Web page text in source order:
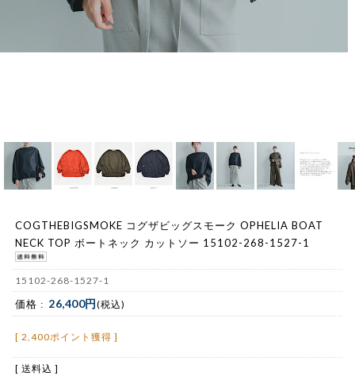
COGTHEBIGSMOKE コグザビッグスモーク OPHELIA BOAT
NECK TOP ボートネック カットソー 15102-268-1527-1
15102-268-1527-1
価格 : 26,400円(税込)
[ 2,400ポイント獲得 ]
[ 送料込 ]